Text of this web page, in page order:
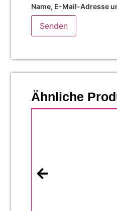
Name, E-Mail-Adresse
Ähnliche